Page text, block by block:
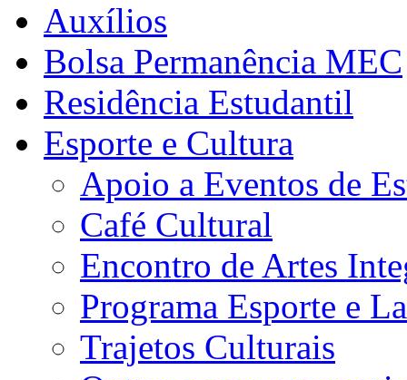
Auxílios
Bolsa Permanência MEC
Residência Estudantil
Esporte e Cultura
Apoio a Eventos de
Café Cultural
Encontro de Artes
Programa Esporte e
Trajetos Culturais